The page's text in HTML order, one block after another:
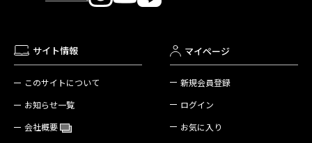
サイト情報
このサイトについて
お知らせ一覧
会社概要
マイページ
新規会員登録
ログイン
お気に入り